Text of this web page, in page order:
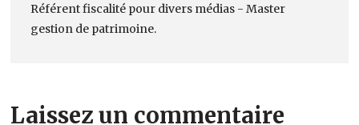
Référent fiscalité pour divers médias - Master
gestion de patrimoine.
Laissez un commentaire